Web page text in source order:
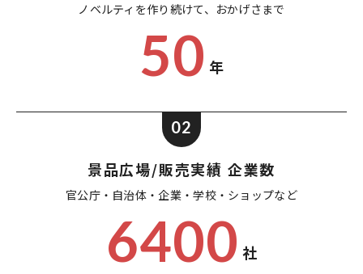
ノベルティを作り続けて、 おかげさまで
50 年
02
景品広場/販売実績 企業数
官公庁・自治体・企業・学校・ショップなど
6400 社